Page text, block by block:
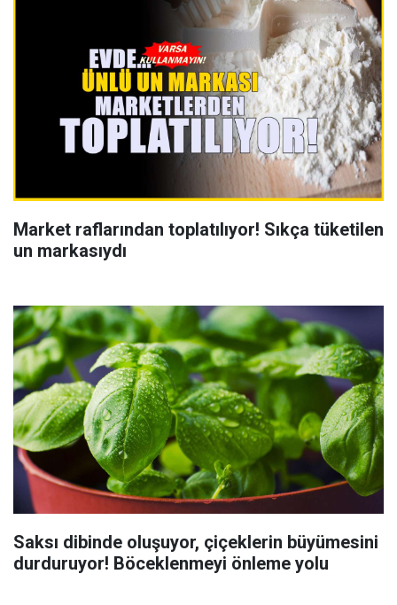
Market raflarından toplatılıyor! Sıkça tüketilen
un markasıydı
Saksı dibinde oluşuyor, çiçeklerin büyümesini
durduruyor! Böceklenmeyi önleme yolu